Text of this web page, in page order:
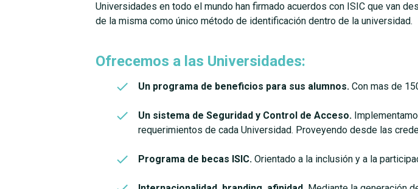
Universidades en todo el mundo han firmado acuerdos con ISIC que van
de la misma como único método de identificación dentro de la universidad.
Ofrecemos a las Universidades:
Un programa de beneficios para sus alumnos. Con mas de
Un sistema de Seguridad y Control de Acceso.
requerimientos de cada Universidad. Proveyendo desde las
Programa de becas ISIC. Orientado a la inclusión y a la